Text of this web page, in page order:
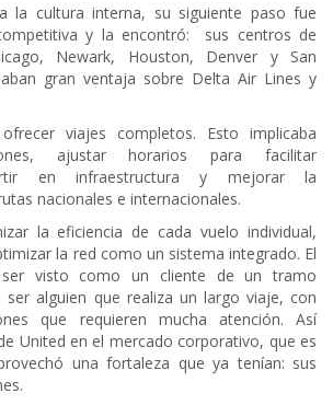
la cultura interna, su siguiente paso fue
y la encontró: sus centros de
Newark, Houston, Denver y San
gran ventaja sobre Delta Air Lines y
viajes completos. Esto implicaba
ajustar horarios para facilitar
en infraestructura y mejorar la
nacionales e internacionales.
la eficiencia de cada vuelo individual,
la red como un sistema integrado. El
visto como un cliente de un tramo
alguien que realiza un largo viaje, con
que requieren mucha atención. Así
United en el mercado corporativo, que es
una fortaleza que ya tenían: sus